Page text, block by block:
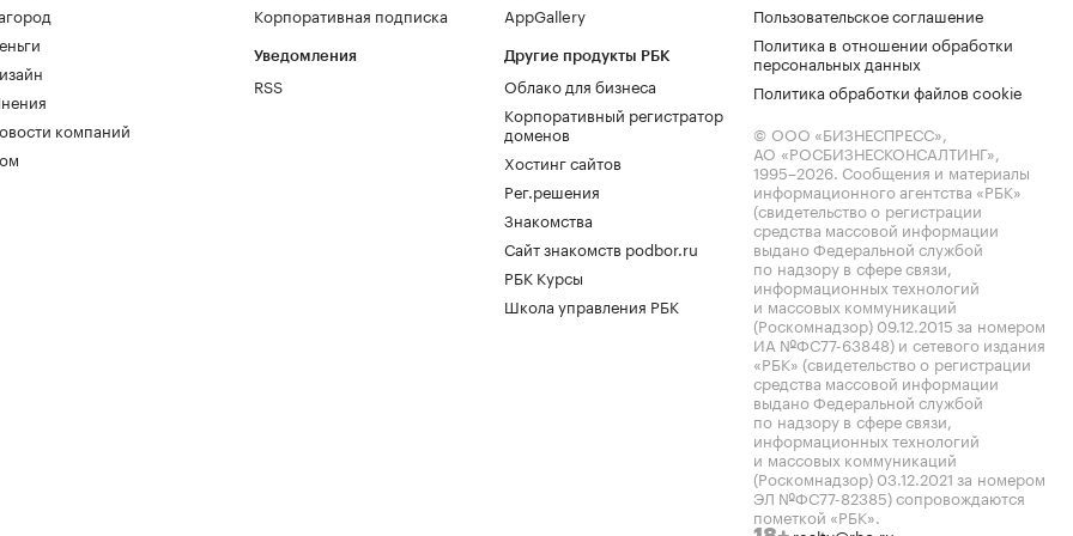
компаний
Корпоративная подписка
Уведомления
RSS
AppGallery
Другие продукты РБК
Облако для бизнеса
Корпоративный регистратор
доменов
Хостинг сайтов
Рег.решения
Знакомства
Сайт знакомств podbor.ru
РБК Курсы
Школа управления РБК
Пользовательское соглашение
Политика в отношении обработки
персональных данных
Политика обработки файлов cookie
© ООО «БИЗНЕСПРЕСС»,
АО «РОСБИЗНЕСКОНСАЛТИНГ»,
1995–2026. Сообщения и материалы
информационного агентства «РБК»
(свидетельство о регистрации
средства массовой информации
выдано Федеральной службой
по надзору в сфере связи,
информационных технологий
и массовых коммуникаций
(Роскомнадзор) 09.12.2015 за номером
ИА №ФС77-63848) и сетевого издания
«РБК» (свидетельство о регистрации
средства массовой информации
выдано Федеральной службой
по надзору в сфере связи,
информационных технологий
и массовых коммуникаций
(Роскомнадзор) 03.12.2021 за номером
ЭЛ №ФС77-82385) сопровождаются
пометкой «РБК».